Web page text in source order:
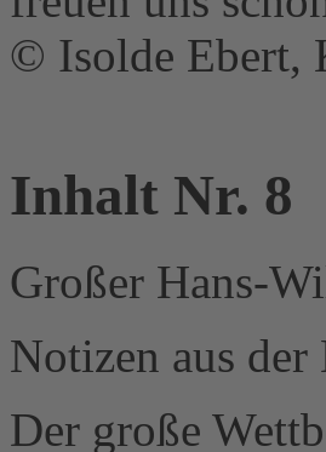
© Isolde Ebert,
Inhalt Nr. 8
Großer Hans-
Notizen aus
Der große